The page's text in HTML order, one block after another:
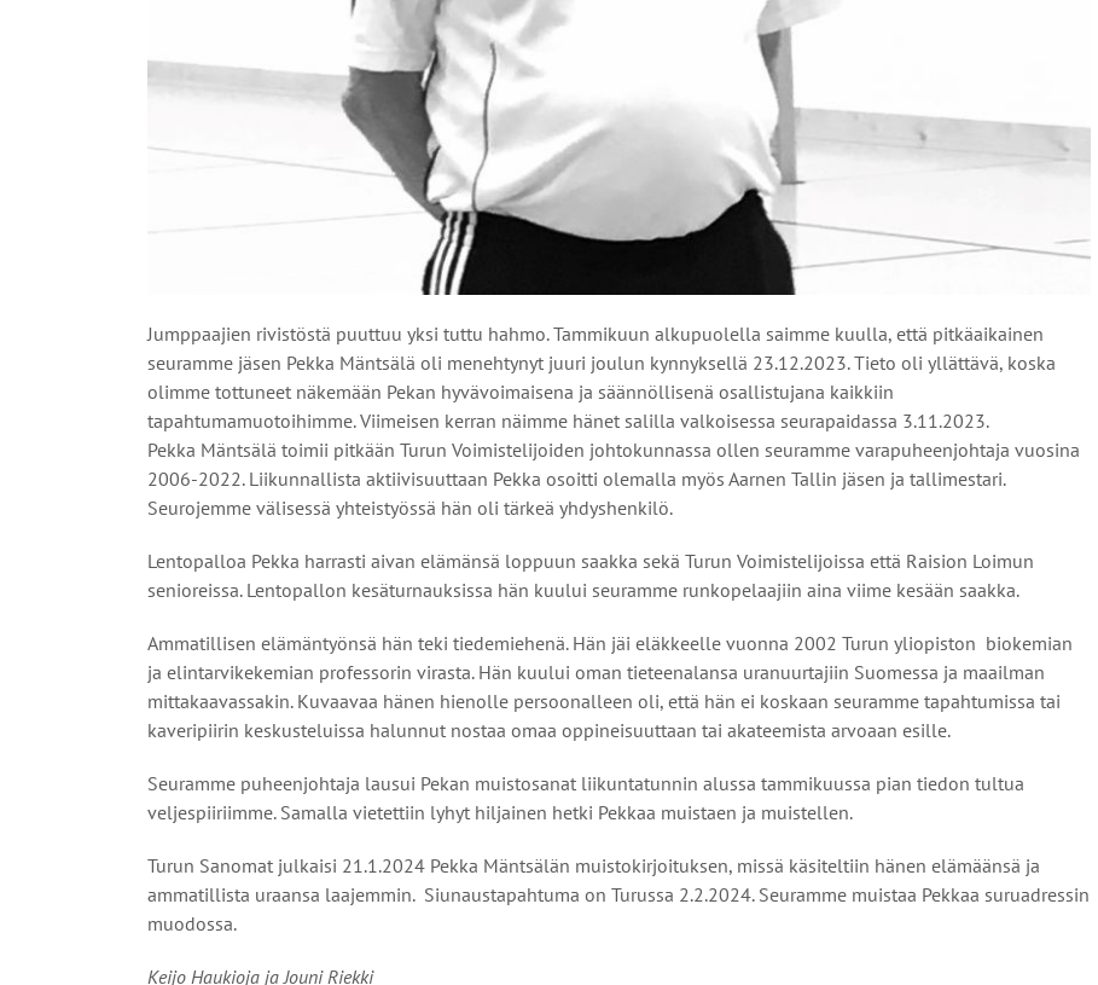
Jumppaajien rivistöstä puuttuu yksi tuttu hahmo. Tammikuun alkupuolella saimme kuulla, että pitkäaikainen
seuramme jäsen Pekka Mäntsälä oli menehtynyt juuri joulun kynnyksellä 23.12.2023. Tieto oli yllättävä, koska
olimme tottuneet näkemään Pekan hyvävoimaisena ja säännöllisenä osallistujana kaikkiin
tapahtumamuotoihimme. Viimeisen kerran näimme hänet salilla valkoisessa seurapaidassa 3.11.2023.
Pekka Mäntsälä toimii pitkään Turun Voimistelijoiden johtokunnassa ollen seuramme varapuheenjohtaja vuosina
2006-2022. Liikunnallista aktiivisuuttaan Pekka osoitti olemalla myös Aarnen Tallin jäsen ja tallimestari.
Seurojemme välisessä yhteistyössä hän oli tärkeä yhdyshenkilö.
Lentopalloa Pekka harrasti aivan elämänsä loppuun saakka sekä Turun Voimistelijoissa että Raision Loimun
senioreissa. Lentopallon kesäturnauksissa hän kuului seuramme runkopelaajiin aina viime kesään saakka.
Ammatillisen elämäntyönsä hän teki tiedemiehenä. Hän jäi eläkkeelle vuonna 2002 Turun yliopiston biokemian
ja elintarvikekemian professorin virasta. Hän kuului oman tieteenalansa uranuurtajiin Suomessa ja maailman
mittakaavassakin. Kuvaavaa hänen hienolle persoonalleen oli, että hän ei koskaan seuramme tapahtumissa tai
kaveripiirin keskusteluissa halunnut nostaa omaa oppineisuuttaan tai akateemista arvoaan esille.
Seuramme puheenjohtaja lausui Pekan muistosanat liikuntatunnin alussa tammikuussa pian tiedon tultua
veljespiiriimme. Samalla vietettiin lyhyt hiljainen hetki Pekkaa muistaen ja muistellen.
Turun Sanomat julkaisi 21.1.2024 Pekka Mäntsälän muistokirjoituksen, missä käsiteltiin hänen elämäänsä ja
ammatillista uraansa laajemmin. Siunaustapahtuma on Turussa 2.2.2024. Seuramme muistaa Pekkaa suruadressin
muodossa.
Keijo Haukioja ja Jouni Riekki